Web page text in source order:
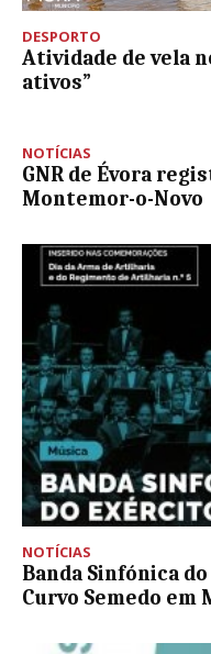
DESPORTO
Atividade de vela
ativos”
NOTÍCIAS
GNR de Évora
Montemor-o-Novo
NOTÍCIAS
Banda Sinfónica
Curvo Semedo em